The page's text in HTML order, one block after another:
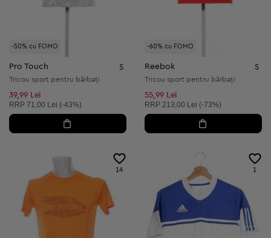
-50% cu FOMO
Pro Touch S
Tricou sport pentru bărbați
39,99 Lei
Preț recomandat:
RRP 71,00 Lei (-43%)
-60% cu FOMO
Reebok S
Tricou sport pentru bărbați
55,99 Lei
Preț recomandat:
RRP 213,00 Lei (-73%)
14 1